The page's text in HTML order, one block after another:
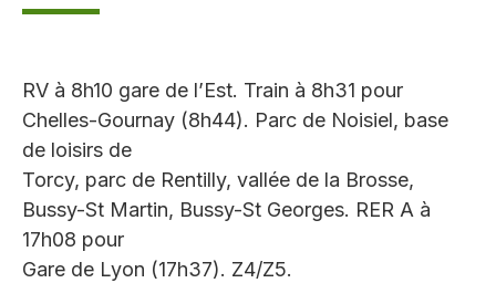
RV à 8h10 gare de l’Est. Train à 8h31 pour
Chelles-Gournay (8h44). Parc de Noisiel, base
de loisirs de
Torcy, parc de Rentilly, vallée de la Brosse,
Bussy-St Martin, Bussy-St Georges. RER A à
17h08 pour
Gare de Lyon (17h37). Z4/Z5.